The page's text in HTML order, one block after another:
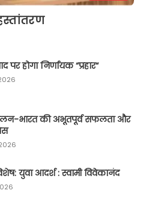
होगा निर्णायक “प्रहार“
भारत की अभूतपूर्व सफलता और
युवा आदर्श : स्वामी विवेकानंद